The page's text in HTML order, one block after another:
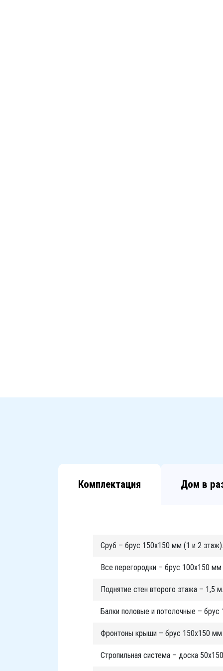
Комплектация Дом в
Сруб – брус 150х150 мм (1 и 2 этаж).
Все перегородки – брус 100х150
Поднятие стен второго этажа – 1,5 м.
Балки половые и потолочные –
Фронтоны крыши – брус 150х150 мм
Стропильная система – доска